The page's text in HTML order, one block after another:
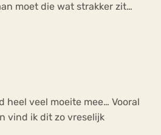
moet die wat strakker zit…
heel veel moeite mee… Vooral
vind ik dit zo vreselijk